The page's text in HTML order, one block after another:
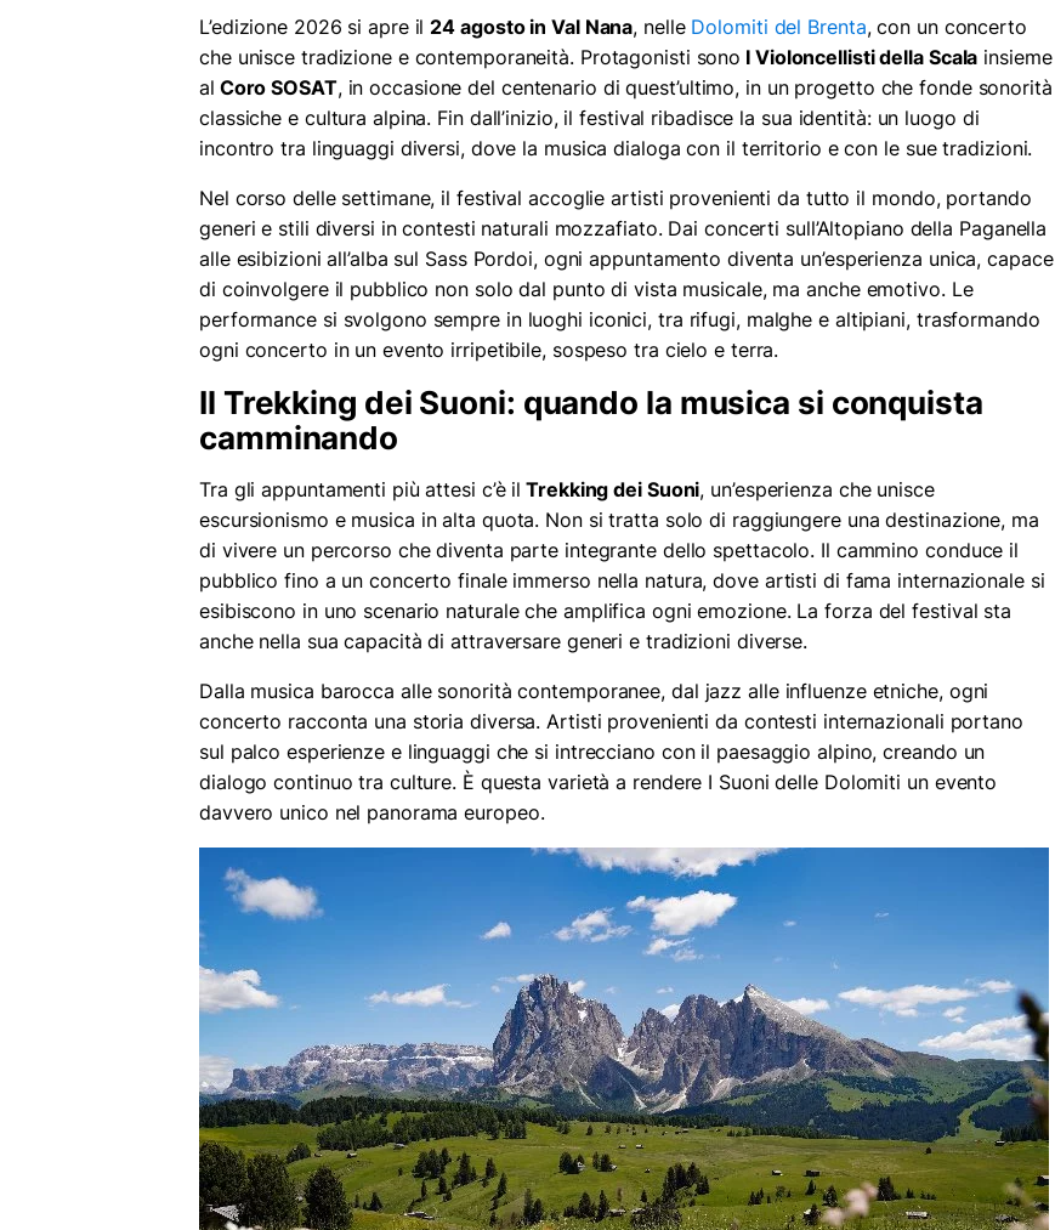
L’edizione 2026 si apre il24 agosto in Val Nana, nelle Dolomiti del Brenta, con un concerto
che unisce tradizione e contemporaneità. Protagonisti sono I Violoncellisti della Scala insieme
al Coro SOSAT, in occasione del centenario di quest’ultimo, in un progetto che fonde sonorità
classiche e cultura alpina. Fin dall’inizio, il festival ribadisce la sua identità: un luogo di
incontro tra linguaggi diversi, dove la musica dialoga con il territorio e con le sue tradizioni.
Nel corso delle settimane, il festival accoglie artisti provenienti da tutto il mondo, portando
generi e stili diversi in contesti naturali mozzafiato. Dai concerti sull’Altopiano della Paganella
alle esibizioni all’alba sul Sass Pordoi, ogni appuntamento diventa un’esperienza unica, capace
di coinvolgere il pubblico non solo dal punto di vista musicale, ma anche emotivo. Le
performance si svolgono sempre in luoghi iconici, tra rifugi, malghe e altipiani, trasformando
ogni concerto in un evento irripetibile, sospeso tra cielo e terra.
Il Trekking dei Suoni: quando la musica si conquista
camminando
Tra gli appuntamenti più attesi c’è il Trekking dei Suoni, un’esperienza che unisce
escursionismo e musica in alta quota. Non si tratta solo di raggiungere una destinazione, ma
di vivere un percorso che diventa parte integrante dello spettacolo. Il cammino conduce il
pubblico fino a un concerto finale immerso nella natura, dove artisti di fama internazionale si
esibiscono in uno scenario naturale che amplifica ogni emozione. La forza del festival sta
anche nella sua capacità di attraversare generi e tradizioni diverse.
Dalla musica barocca alle sonorità contemporanee, dal jazz alle influenze etniche, ogni
concerto racconta una storia diversa. Artisti provenienti da contesti internazionali portano
sul palco esperienze e linguaggi che si intrecciano con il paesaggio alpino, creando un
dialogo continuo tra culture. È questa varietà a rendere I Suoni delle Dolomiti un evento
davvero unico nel panorama europeo.